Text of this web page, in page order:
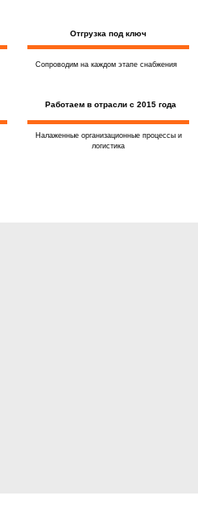
Отгрузка под ключ
Сопроводим на каждом этапе снабжения
Налаженные организационные процессы и
логистика
Работаем в отрасли с 2015 года